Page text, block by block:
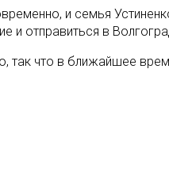
и семья
отправиться в
так что в ближайшее